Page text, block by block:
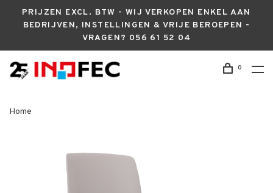
PRIJZEN EXCL. BTW - WIJ VERKOPEN ENKEL AAN
BEDRIJVEN, INSTELLINGEN & VRIJE BEROEPEN -
VRAGEN? 056 61 52 04
0
Home